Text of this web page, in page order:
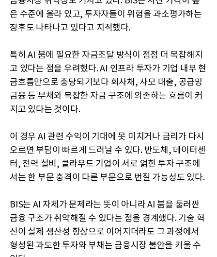
은 수준에 올라 있고, 투자자들이 위험을 과소평가하는
징후도 나타나고 있다고 지적했다.
특히 AI 붐에 필요한 자금조달 방식이 점점 더 복잡해지
고 있다는 점을 우려했다. AI 인프라 투자가 기업 내부 현
금흐름만으로 충당되기보다 회사채, 사모 대출, 공급망
금융 등 부채와 복잡한 자금 구조에 의존하는 흐름이 커
지고 있다는 것이다.
이 경우 AI 관련 수익이 기대에 못 미치거나 금리가 다시
오르면 부담이 빠르게 드러날 수 있다. 반도체, 데이터센
터, 전력 설비, 클라우드 기업이 서로 얽힌 투자 구조에
서는 한 부문 충격이 다른 부문으로 번질 가능성도 있다.
BIS는 AI 자체가 문제라는 뜻이 아니라 AI 붐을 둘러싼
금융 구조가 취약해질 수 있다는 점을 경계했다. 기술 혁
신이 실제 생산성 향상으로 이어지더라도 그 과정에서
형성된 과도한 투자와 부채는 금융시장 불안을 키울 수